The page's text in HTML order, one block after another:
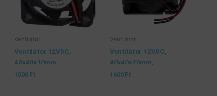
Ventilátor
Ventilátor 12VDC,
40x40x10mm
1500 Ft
Ventilátor
Ventilátor 12VDC,
40x40x20mm,
1600 Ft